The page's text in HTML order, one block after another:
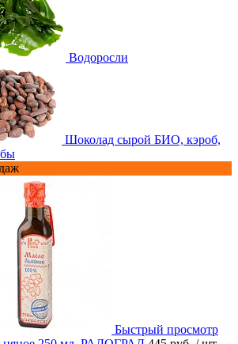
Водоросли
Шоколад сырой БИО, кэроб,
Быстрый просмотр